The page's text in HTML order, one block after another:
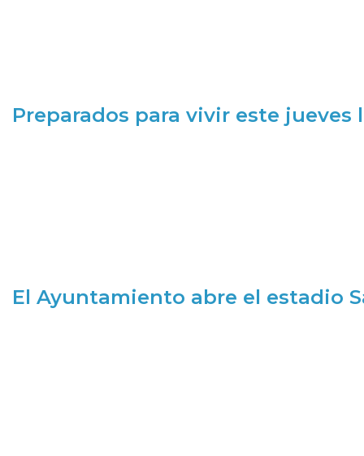
Preparados para vivir este jueves
El Ayuntamiento abre el estadio